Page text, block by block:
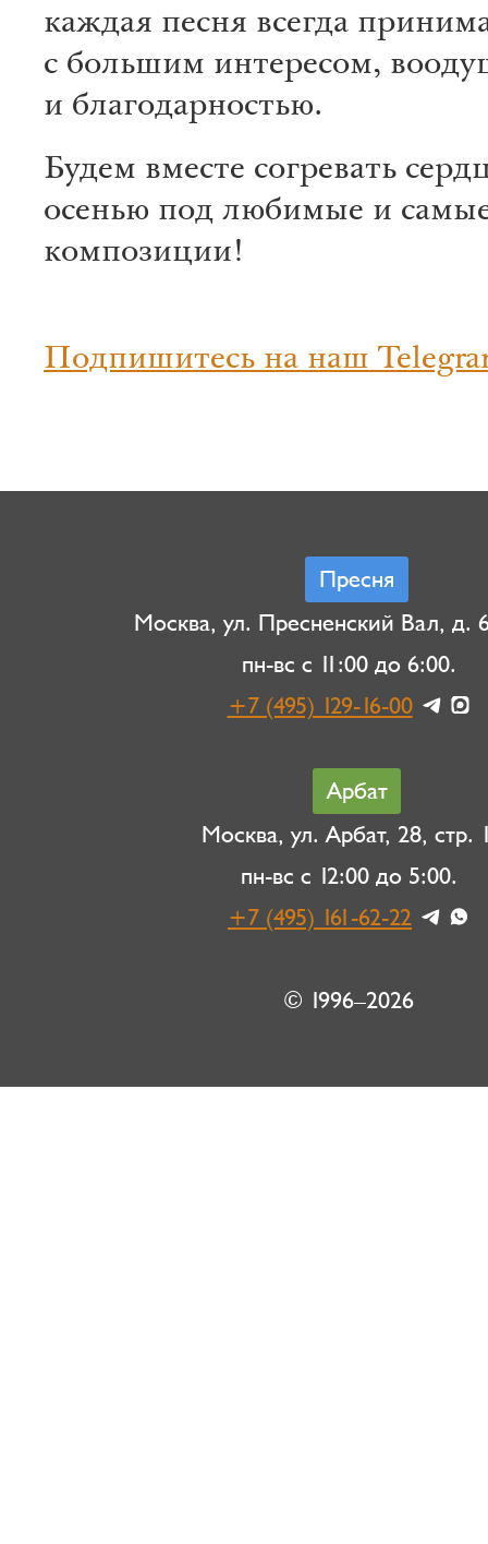
каждая песня всегда
с большим интересом,
и благодарностью.
Будем вместе согревать
осенью под любимые и
композиции!
Подпишитесь на наш
Пресня
Москва, ул. Пресненский Вал, д.
пн-вс с 11:00 до 6:00.
+7 (495) 129-16-00
Арбат
Москва, ул. Арбат, 28, стр.
пн-вс с 12:00 до 5:00.
+7 (495) 161-62-22
© 1996–2026